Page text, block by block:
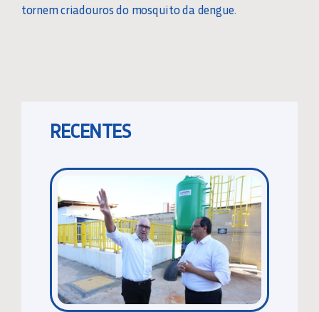
tornem criadouros do mosquito da dengue.
RECENTES